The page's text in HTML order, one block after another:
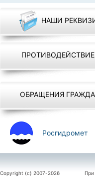
НАШИ
ОБРАЩЕНИЯ
Росгидромет
Copyright (c) 2007-2026
При